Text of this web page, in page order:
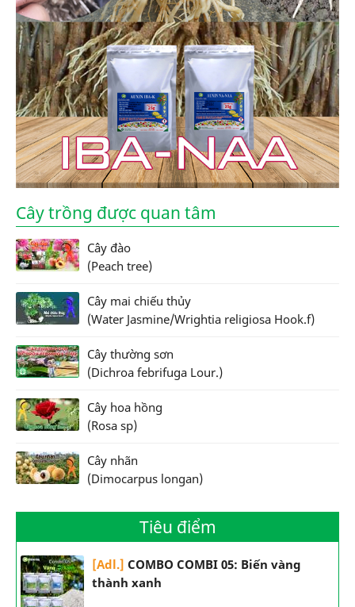
Cây trồng được quan tâm
Cây đào
(Peach tree)
Cây mai chiếu thủy
(Water Jasmine/Wrightia religiosa Hook.f)
Cây thường sơn
(Dichroa febrifuga Lour.)
Cây hoa hồng
(Rosa sp)
Cây nhãn
(Dimocarpus longan)
Tiêu điểm
[Adl.] COMBO COMBI 05: Biến vàng
thành xanh